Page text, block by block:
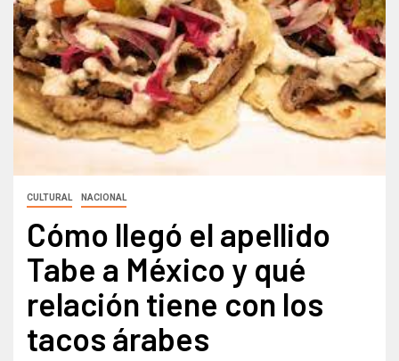
CULTURAL NACIONAL
Cómo llegó el apellido
Tabe a México y qué
relación tiene con los
tacos árabes